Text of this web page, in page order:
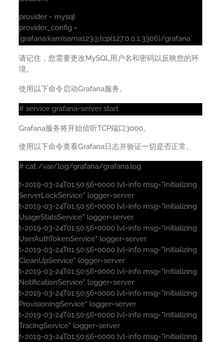
provider = mysql
provider_config =
`grafana:kamisama123@tcp(127.0.0.1:3306)/grafana`
请记住，您需要更改MySQL用户名和密码以反映您的环
境。
使用以下命令启动Grafana服务。
# service grafana-server start
Grafana服务将开始侦听TCP端口3000。
使用以下命令查看Grafana日志并验证一切是否正常。
# cat /var/log/grafana/grafana.log
t=2019-03-24T01:50:56+0000 lvl=info msg="Initializing
ServerLockService" logger=server
t=2019-03-24T01:50:56+0000 lvl=info msg="Initializing
UsageStatsService" logger=server
t=2019-03-24T01:50:56+0000 lvl=info msg="Initializing
UserAuthTokenService" logger=server
t=2019-03-24T01:50:56+0000 lvl=info msg="Initializing
CleanUpService" logger=server
t=2019-03-24T01:50:56+0000 lvl=info msg="Initializing
NotificationService" logger=server
t=2019-03-24T01:50:56+0000 lvl=info msg="Initializing
ProvisioningService" logger=server
t=2019-03-24T01:50:56+0000 lvl=info msg="Initializing
TracingService" logger=server
t=2019-03-24T01:50:56+0000 lvl=info msg="Initializing